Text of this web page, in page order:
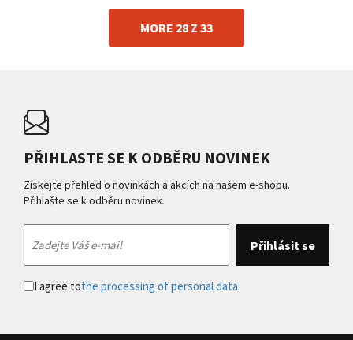
MORE 28 Z 33
PŘIHLASTE SE K ODBĚRU NOVINEK
Získejte přehled o novinkách a akcích na našem e-shopu.
Přihlašte se k odběru novinek.
I agree tothe processing of personal data